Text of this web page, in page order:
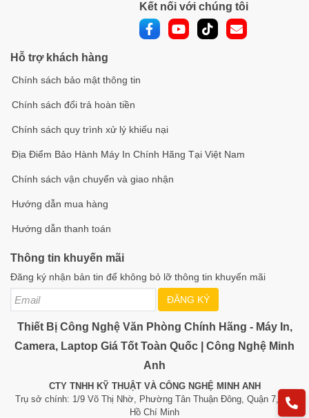
Kết nối với chúng tôi
Hỗ trợ khách hàng
Chính sách bảo mật thông tin
Chính sách đổi trả hoàn tiền
Chính sách quy trình xử lý khiếu nại
Địa Điểm Bảo Hành Máy In Chính Hãng Tại Việt Nam
Chính sách vận chuyển và giao nhận
Hướng dẫn mua hàng
Hướng dẫn thanh toán
Thông tin khuyến mãi
Đăng ký nhận bản tin để không bỏ lỡ thông tin khuyến mãi
ĐĂNG KÝ
Thiết Bị Công Nghệ Văn Phòng Chính Hãng - Máy In,
Camera, Laptop Giá Tốt Toàn Quốc | Công Nghệ Minh
Anh
CTY TNHH KỸ THUẬT VÀ CÔNG NGHỆ MINH ANH
Trụ sở chính: 1/9 Võ Thị Nhờ, Phường Tân Thuận Đông, Quận 7, TP.
Hồ Chí Minh